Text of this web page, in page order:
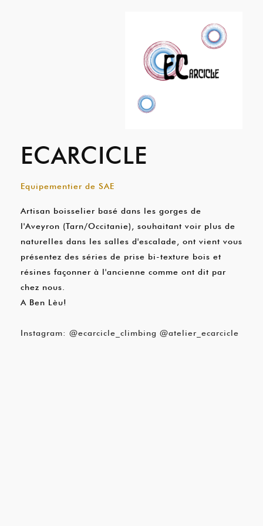
ECARCICLE
Equipementier de SAE
Artisan boisselier basé dans les gorges de
l'Aveyron (Tarn/Occitanie), souhaitant voir plus de
naturelles dans les salles d'escalade, ont vient vous
présentez des séries de prise bi-texture bois et
résines façonner à l'ancienne comme ont dit par
chez nous.
A Ben Lèu!
Instagram: @ecarcicle_climbing @atelier_ecarcicle